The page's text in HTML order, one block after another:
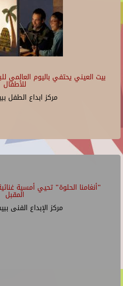
بيت العيني يحتفي باليوم العالمي
للأطفال
مركز ابداع الطفل
"أنغامنا الحلوة" تحيي أمسية
المقبل
مركز الإبداع الفنى